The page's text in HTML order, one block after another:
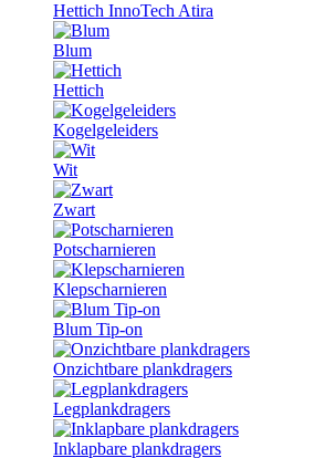
Hettich InnoTech Atira
Blum
Hettich
Kogelgeleiders
Wit
Zwart
Potscharnieren
Klepscharnieren
Blum Tip-on
Onzichtbare plankdragers
Legplankdragers
Inklapbare plankdragers